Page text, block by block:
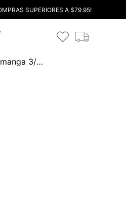
SUPERIORES A $79.95!
Bluson manga 3/4 con logo